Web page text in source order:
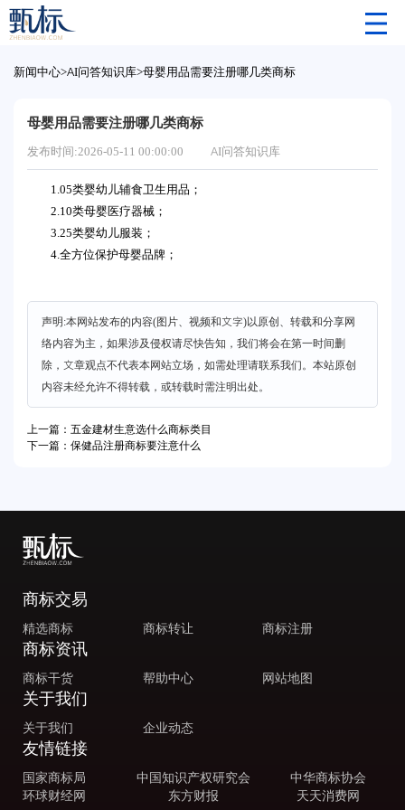
新闻中心>AI问答知识库>母婴用品需要注册哪几类商标
母婴用品需要注册哪几类商标
发布时间:2026-05-11 00:00:00 AI问答知识库
1.05类婴幼儿辅食卫生用品；
2.10类母婴医疗器械；
3.25类婴幼儿服装；
4.全方位保护母婴品牌；
声明:本网站发布的内容(图片、视频和文字)以原创、转载和分享网
络内容为主，如果涉及侵权请尽快告知，我们将会在第一时间删
除，文章观点不代表本网站立场，如需处理请联系我们。本站原创
内容未经允许不得转载，或转载时需注明出处。
上一篇：五金建材生意选什么商标类目
下一篇：保健品注册商标要注意什么
商标交易
精选商标 商标转让 商标注册
商标资讯
商标干货 帮助中心 网站地图
关于我们
关于我们 企业动态
友情链接
国家商标局 中国知识产权研究会
中华商标协会
环球财经网
东方财报 天天消费网